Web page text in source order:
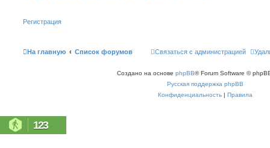
Регистрация
На главную Список форумов Связаться с администрацией
Создано на основе phpBB® Forum Software ©
Русская поддержка phpBB
Конфиденциальность | Правила
123